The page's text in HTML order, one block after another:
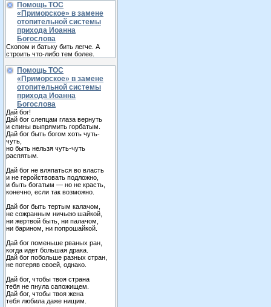
Помощь ТОС
«Приморское» в замене
отопительной системы
прихода Иоанна
Богослова
Скопом и батьку бить легче. А
строить что-либо тем более.
Помощь ТОС
«Приморское» в замене
отопительной системы
прихода Иоанна
Богослова
Дай бог!
Дай бог слепцам глаза вернуть
и спины выпрямить горбатым.
Дай бог быть богом хоть чуть-
чуть,
но быть нельзя чуть-чуть
распятым.
Дай бог не вляпаться во власть
и не геройствовать подложно,
и быть богатым — но не красть,
конечно, если так возможно.
Дай бог быть тертым калачом,
не сожранным ничьею шайкой,
ни жертвой быть, ни палачом,
ни барином, ни попрошайкой.
Дай бог поменьше рваных ран,
когда идет большая драка.
Дай бог побольше разных стран,
не потеряв своей, однако.
Дай бог, чтобы твоя страна
тебя не пнула сапожищем.
Дай бог, чтобы твоя жена
тебя любила даже нищим.